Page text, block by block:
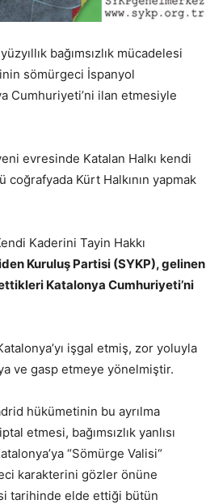
bağımsızlık mücadelesi
sömürgeci İspanyol
Cumhuriyeti’ni ilan etmesiyle
evresinde Katalan Halkı kendi
Kürt Halkının yapmak
Kaderini Tayin Hakkı
Kuruluş Partisi (SYKP), gelinen
Katalonya Cumhuriyeti’ni
işgal etmiş, zor yoluyla
ve gasp etmeye yönelmiştir.
hükümetinin bu ayrılma
etmesi, bağımsızlık yanlısı
“Sömürge Valisi“
karakterini gözler önüne
tarihinde elde ettiği bütün